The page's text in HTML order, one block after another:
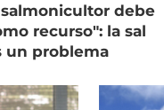
debe
recurso": la sal
un problema